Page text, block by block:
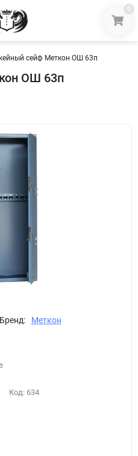
0
сейф Меткон ОШ 63п
ОШ 63п
Бренд: Меткон
Код: 634